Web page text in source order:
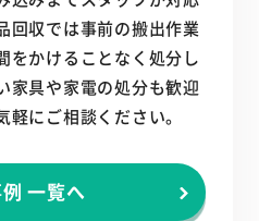
回収では事前の搬出作業
をかけることなく処分し
家具や家電の処分も歓迎
にご相談ください。
一覧へ